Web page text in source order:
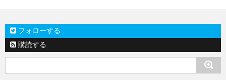
フォローする
購読する